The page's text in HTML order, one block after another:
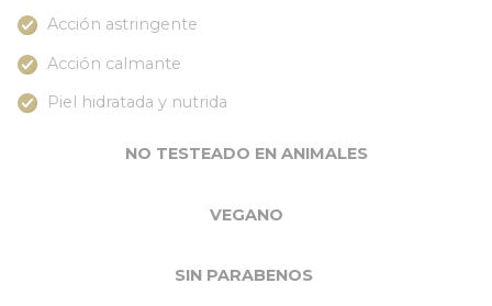
Acción astringente
Acción calmante
Piel hidratada y nutrida
NO TESTEADO EN ANIMALES
VEGANO
SIN PARABENOS